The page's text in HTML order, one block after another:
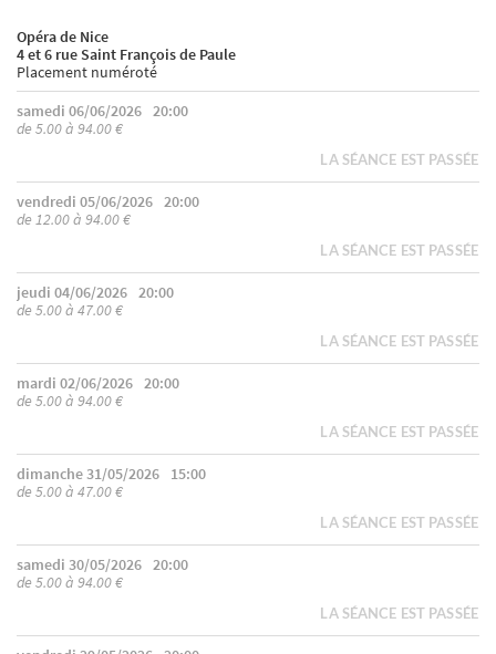
Opéra de Nice
4 et 6 rue Saint François de Paule
Placement numéroté
samedi 06/06/2026 20:00
de 5.00 à 94.00 €
LA SÉANCE EST PASSÉE
vendredi 05/06/2026 20:00
de 12.00 à 94.00 €
LA SÉANCE EST PASSÉE
jeudi 04/06/2026 20:00
de 5.00 à 47.00 €
LA SÉANCE EST PASSÉE
mardi 02/06/2026 20:00
de 5.00 à 94.00 €
LA SÉANCE EST PASSÉE
dimanche 31/05/2026
15:00
de 5.00 à 47.00 €
LA SÉANCE EST PASSÉE
samedi 30/05/2026 20:00
de 5.00 à 94.00 €
LA SÉANCE EST PASSÉE